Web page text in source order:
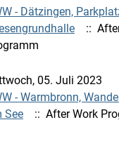
- Dätzingen,
::
05. Juli 2023
- Warmbronn,
See
:: After Work